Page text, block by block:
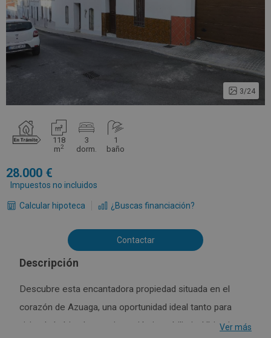
3/24
118
m2
3
dorm.
1
baño
28.000
Impuestos no incluidos
Calcular hipoteca ¿Buscas financiación?
Contactar
Descripción
Descubre esta encantadora propiedad situada en el
corazón de Azuaga, una oportunidad ideal tanto para
vivienda habitual como inversión inmobiliaria. Ubicada en
Ver más